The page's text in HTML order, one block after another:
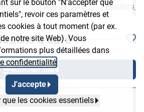
sur le bouton "N'accepter que
revoir ces paramètres et
cookies à tout moment (par ex.
notre site Web). Vous
plus détaillées dans
confidentialité
J'accepte
que les cookies essentiels
Faire du café Moulins à
à café
Afficher filtre